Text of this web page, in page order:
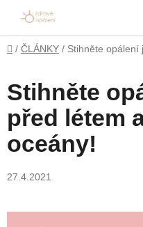
obsah
Domů
/ ČLÁNKY / Stihněte opálení
Stihněte
před létem
oceány!
27.4.2021